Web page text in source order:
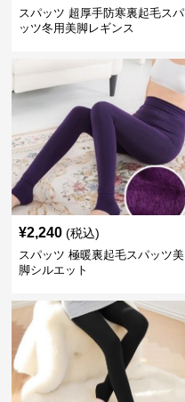
スパッツ 超厚手防寒裏起毛スパ
ッツ冬用美脚レギンス
¥2,240 (税込)
スパッツ 極暖裏起毛スパッツ美
脚シルエット